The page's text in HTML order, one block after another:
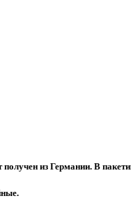
из Германии. В